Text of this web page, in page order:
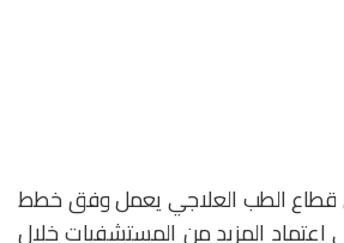
قطاع الطب العلاجي يعمل وفق خطط
المزيد من المستشفيات خلال